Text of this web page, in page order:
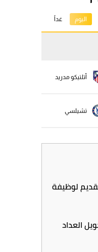
التقديم لوظيفة
العداد